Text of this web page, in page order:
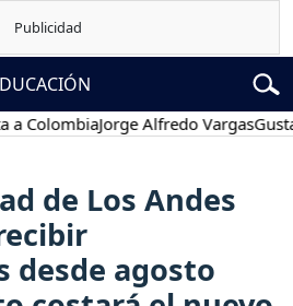
Jorge Alfredo VargasGustavo
de Los Andes
desde agosto